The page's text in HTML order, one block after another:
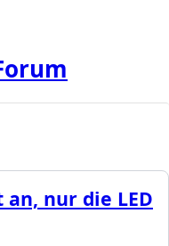
nur die LED